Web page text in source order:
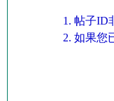
帖子ID
如果您